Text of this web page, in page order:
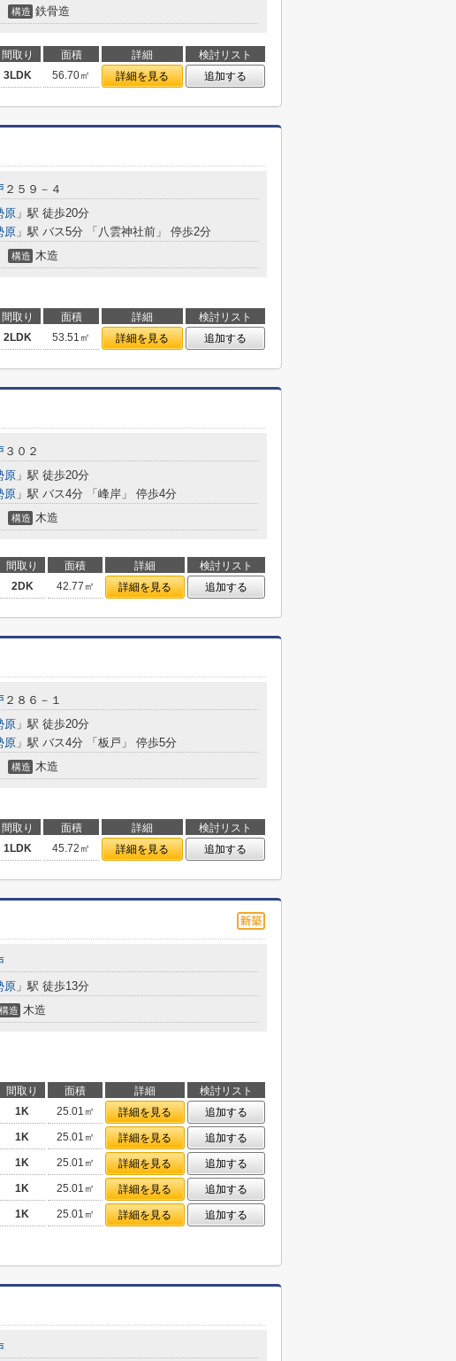
構造 鉄骨造
間取り 面積 詳細
検討リスト
3LDK 56.70㎡ 詳細を見る 追加する
２５９－４
原 」駅 徒歩20分
原 」駅 バス5分 「八雲神社前」 停歩2分
構造 木造
間取り 面積 詳細
検討リスト
2LDK 53.51㎡ 詳細を見る 追加する
３０２
原 」駅 徒歩20分
原 」駅 バス4分 「峰岸」 停歩4分
構造 木造
間取り 面積 詳細
検討リスト
2DK 42.77㎡ 詳細を見る 追加する
２８６－１
原 」駅 徒歩20分
原 」駅 バス4分 「板戸」 停歩5分
構造 木造
間取り 面積 詳細
検討リスト
1LDK 45.72㎡ 詳細を見る 追加する
原 」駅 徒歩13分
構造 木造
間取り 面積 詳細
検討リスト
1K 25.01㎡ 詳細を見る
追加する
1K 25.01㎡ 詳細を見る
追加する
1K 25.01㎡ 詳細を見る
追加する
1K 25.01㎡ 詳細を見る
追加する
1K 25.01㎡ 詳細を見る 追加する